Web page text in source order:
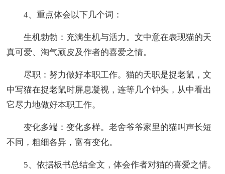
4、重点体会以下几个词：
生机勃勃：充满生机与活力。文中意在表现猫的天
真可爱、淘气顽皮及作者的喜爱之情。
尽职：努力做好本职工作。猫的天职是捉老鼠，文
中写猫在捉老鼠时屏息凝视，连等几个钟头，从中看出
它尽力地做好本职工作。
变化多端：变化多样。老舍爷爷家里的猫叫声长短
不同，粗细各异，富有变化。
5、依据板书总结全文，体会作者对猫的喜爱之情。